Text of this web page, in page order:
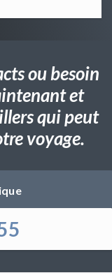
ou besoin
et
qui peut
voyage.